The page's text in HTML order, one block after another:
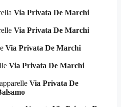
Via Privata De Marchi
Via Privata De Marchi
Via Privata De Marchi
Via Privata De Marchi
Via Privata De